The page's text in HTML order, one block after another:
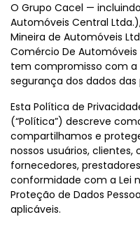
O Grupo Cacel —
Automóveis Central
Mineira de Automóveis
Comércio De
tem compromisso com a
segurança dos dados
Esta Política de
(“Política”) descreve
compartilhamos e
nossos usuários, clientes,
fornecedores,
conformidade com a Lei
Proteção de Dados
aplicáveis.